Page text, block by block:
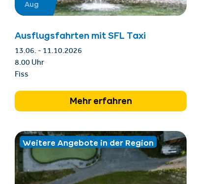
Aug
Ausflugsfahrten mit SFL Taxi
13.06. - 11.10.2026
8.00 Uhr
Fiss
Mehr erfahren
Weitere Angebote in der Region